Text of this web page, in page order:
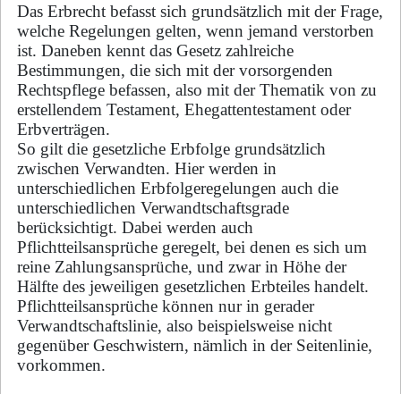
Das Erbrecht befasst sich grundsätzlich mit der Frage,
welche Regelungen gelten, wenn jemand verstorben
ist. Daneben kennt das Gesetz zahlreiche
Bestimmungen, die sich mit der vorsorgenden
Rechtspflege befassen, also mit der Thematik von zu
erstellendem Testament, Ehegattentestament oder
Erbverträgen.
So gilt die gesetzliche Erbfolge grundsätzlich
zwischen Verwandten. Hier werden in
unterschiedlichen Erbfolgeregelungen auch die
unterschiedlichen Verwandtschaftsgrade
berücksichtigt. Dabei werden auch
Pflichtteilsansprüche geregelt, bei denen es sich um
reine Zahlungsansprüche, und zwar in Höhe der
Hälfte des jeweiligen gesetzlichen Erbteiles handelt.
Pflichtteilsansprüche können nur in gerader
Verwandtschaftslinie, also beispielsweise nicht
gegenüber Geschwistern, nämlich in der Seitenlinie,
vorkommen.